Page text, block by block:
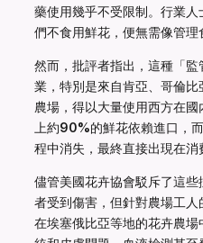
藥使用幾乎不受限制。行業
們不食用鮮花，便無需像管理
然而，批評者指出，這種「
業，特別是來自肯亞、哥倫
農場，得以大量使用西方在
上約90%的鮮花依賴進口，
程中消失，最終直接出現在消
儘管美國花卉協會駁斥了這
者受到傷害，但針對農場工人
在埃塞俄比亞等地的花卉農